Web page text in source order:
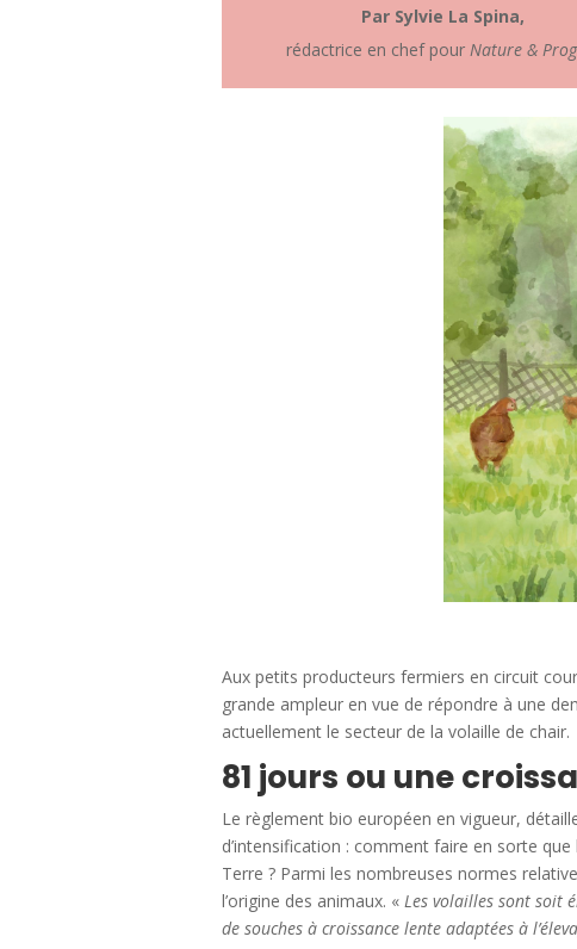
Par Sylvie La Spina,
rédactrice en chef pourNature &
Aux petits producteurs fermiers en circuit
grande ampleur en vue de répondre à une
actuellement le secteur de la volaille de chair.
81 jours ou une
Le règlement bio européen en vigueur,
d’intensification : comment faire en sorte
Terre ? Parmi les nombreuses normes
l’origine des animaux. « Les volailles sont soit
de souches à croissance lente adaptées à